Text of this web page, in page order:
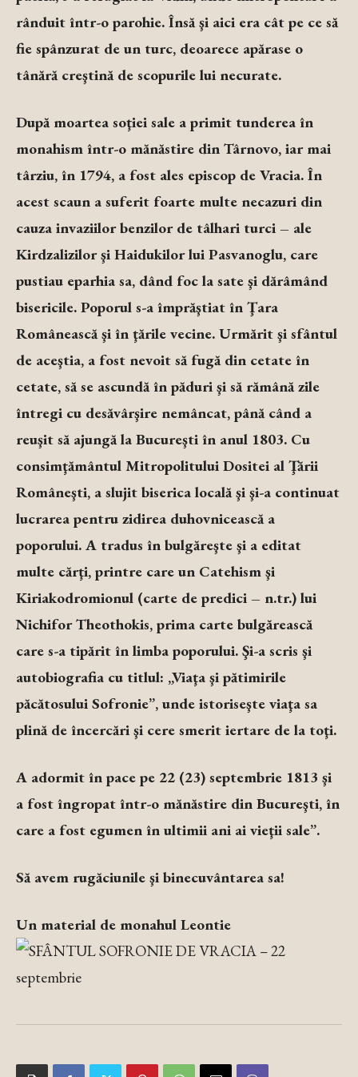
rânduit într-o parohie. Însă şi aici era cât pe ce să
fie spânzurat de un turc, deoarece apărase o
tânără creştină de scopurile lui necurate.
După moartea soţiei sale a primit tunderea în
monahism într-o mănăstire din Târnovo, iar mai
târziu, în 1794, a fost ales episcop de Vracia. În
acest scaun a suferit foarte multe necazuri din
cauza invaziilor benzilor de tâlhari turci – ale
Kirdzalizilor şi Haidukilor lui Pasvanoglu, care
pustiau eparhia sa, dând foc la sate şi dărâmând
bisericile. Poporul s-a împrăştiat în Ţara
Românească şi în ţările vecine. Urmărit şi sfântul
de aceştia, a fost nevoit să fugă din cetate în
cetate, să se ascundă în păduri şi să rămână zile
întregi cu desăvârşire nemâncat, până când a
reuşit să ajungă la Bucureşti în anul 1803. Cu
consimţământul Mitropolitului Dositei al Ţării
Româneşti, a slujit biserica locală şi şi-a continuat
lucrarea pentru zidirea duhovnicească a
poporului. A tradus în bulgăreşte şi a editat
multe cărţi, printre care un Catehism şi
Kiriakodromionul (carte de predici – n.tr.) lui
Nichifor Theothokis, prima carte bulgărească
care s-a tipărit în limba poporului. Şi-a scris şi
autobiografia cu titlul: „Viaţa şi pătimirile
păcătosului Sofronie”, unde istoriseşte viaţa sa
plină de încercări şi cere smerit iertare de la toţi.
A adormit în pace pe 22 (23) septembrie 1813 şi
a fost îngropat într-o mănăstire din Bucureşti, în
care a fost egumen în ultimii ani ai vieţii sale”.
Să avem rugăciunile şi binecuvântarea sa!
Un material de monahul Leontie